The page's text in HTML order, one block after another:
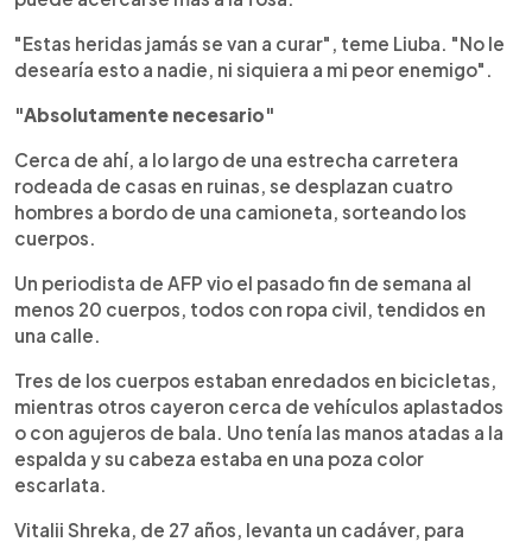
"Estas heridas jamás se van a curar", teme Liuba. "No le
desearía esto a nadie, ni siquiera a mi peor enemigo".
"Absolutamente necesario"
Cerca de ahí, a lo largo de una estrecha carretera
rodeada de casas en ruinas, se desplazan cuatro
hombres a bordo de una camioneta, sorteando los
cuerpos.
Un periodista de AFP vio el pasado fin de semana al
menos 20 cuerpos, todos con ropa civil, tendidos en
una calle.
Tres de los cuerpos estaban enredados en bicicletas,
mientras otros cayeron cerca de vehículos aplastados
o con agujeros de bala. Uno tenía las manos atadas a la
espalda y su cabeza estaba en una poza color
escarlata.
Vitalii Shreka, de 27 años, levanta un cadáver, para